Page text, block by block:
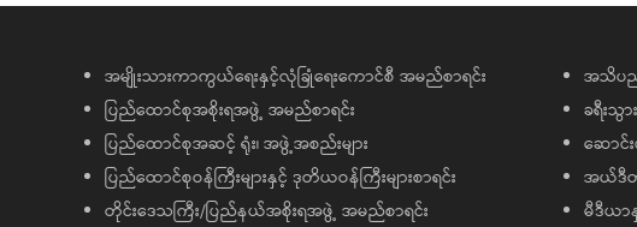
အမျိုးသားကာကွယ်ရေးနှင့်လုံခြုံရေးကောင်စီ အမည်စာရင်း
ပြည်ထောင်စုအစိုးရအဖွဲ့ အမည်စာရင်း
ပြည်ထောင်စုအဆင့် ရုံး၊ အဖွဲ့အစည်းများ
ပြည်ထောင်စုဝန်ကြီးများနှင့် ဒုတိယဝန်ကြီးများစာရင်း
တိုင်းဒေသကြီး/ပြည်နယ်အစိုးရအဖွဲ့ အမည်စာရင်း
အသိပ
ခရီးသွ
ဆောင်း
အယ်ဒီ
မီဒီယ